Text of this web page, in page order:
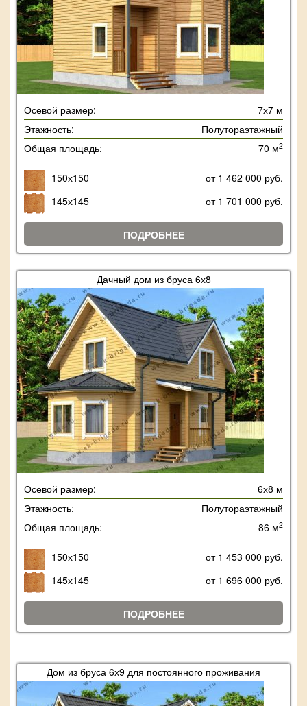
Осевой размер:
7х7 м
Этажность:
Полутораэтажный
Общая площадь:
70 м2
150х150
от 1 462 000 руб.
145х145
от 1 701 000 руб.
ПОДРОБНЕЕ
Дачный дом из бруса 6х8
Осевой размер:
6х8 м
Этажность:
Полутораэтажный
Общая площадь:
86 м2
150х150
от 1 453 000 руб.
145х145
от 1 696 000 руб.
ПОДРОБНЕЕ
Дом из бруса 6х9 для постоянного проживания